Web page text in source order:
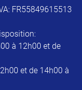
FR55849615513
à 12h00 et de
et de 14h00 à